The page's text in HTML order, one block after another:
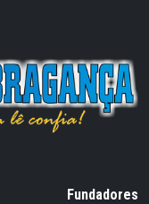
Fundadores